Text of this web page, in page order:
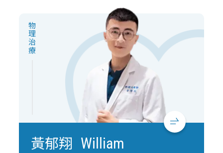
物理治療
黃郁翔 William